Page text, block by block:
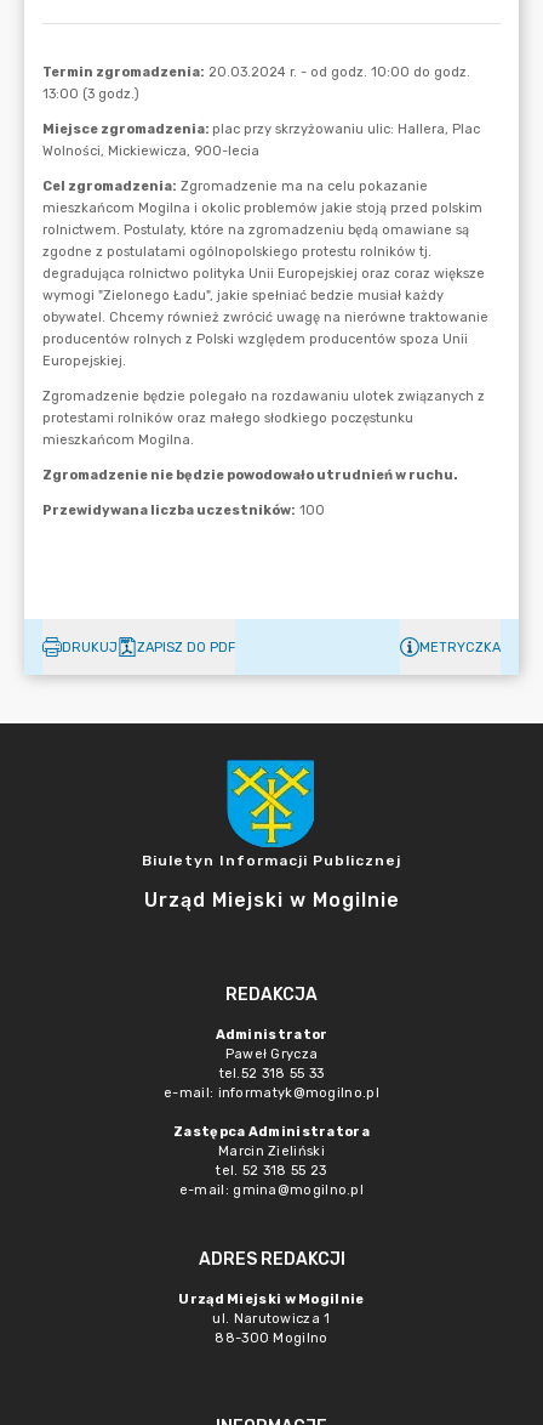
DRUKUJ ZAPISZ DO PDF METRYCZKA
Biuletyn Informacji Publicznej
Urząd Miejski w Mogilnie
REDAKCJA
Administrator
Paweł Grycza
tel.52 318 55 33
e-mail: informatyk@mogilno.pl
Zastępca Administratora
Marcin Zieliński
tel. 52 318 55 23
e-mail: gmina@mogilno.pl
ADRES REDAKCJI
Urząd Miejski w Mogilnie
ul. Narutowicza 1
88-300 Mogilno